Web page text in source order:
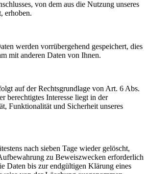
von dem aus die Nutzung unseres
erhoben.
werden vorrübergehend gespeichert, dies
mit anderen Daten von Ihnen.
auf der Rechtsgrundlage von Art. 6 Abs.
berechtigtes Interesse liegt in der
Funktionalität und Sicherheit unseres
nach sieben Tage wieder gelöscht,
zu Beweiszwecken erforderlich
Daten bis zur endgültigen Klärung eines